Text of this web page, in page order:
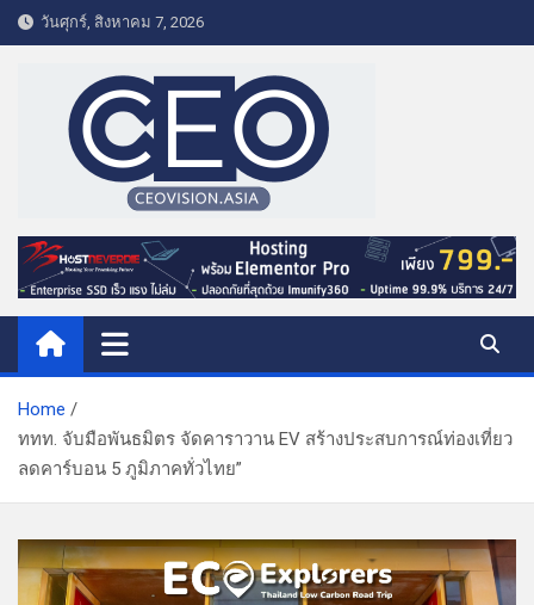
k
e
t
วันศุกร์, สิงหาคม 7, 2026
CEO VISION.ASIA
Business & Lifestyle
Home
ททท. จับมือพันธมิตร จัดคาราวาน EV สร้างประสบการณ์ท่องเที่ยว
ลดคาร์บอน 5 ภูมิภาคทั่วไทย”